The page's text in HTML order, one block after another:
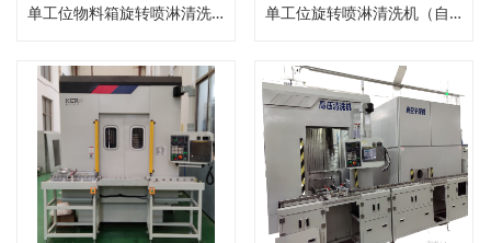
单工位物料箱旋转喷淋清洗机 单工位旋转喷淋清洗机（自动压力清洗机）